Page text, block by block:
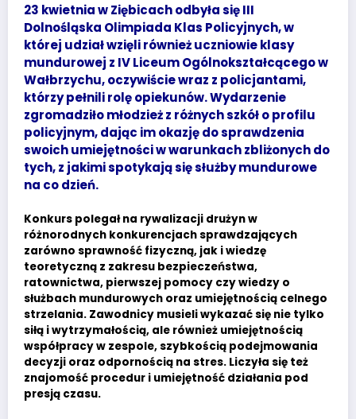
23 kwietnia w Ziębicach odbyła się III
Dolnośląska Olimpiada Klas Policyjnych, w
której udział wzięli również uczniowie klasy
mundurowej z IV Liceum Ogólnokształcącego w
Wałbrzychu, oczywiście wraz z policjantami,
którzy pełnili rolę opiekunów. Wydarzenie
zgromadziło młodzież z różnych szkół o profilu
policyjnym, dając im okazję do sprawdzenia
swoich umiejętności w warunkach zbliżonych do
tych, z jakimi spotykają się służby mundurowe
na co dzień.
Konkurs polegał na rywalizacji drużyn w
różnorodnych konkurencjach sprawdzających
zarówno sprawność fizyczną, jak i wiedzę
teoretyczną z zakresu bezpieczeństwa,
ratownictwa, pierwszej pomocy czy wiedzy o
służbach mundurowych oraz umiejętnością celnego
strzelania. Zawodnicy musieli wykazać się nie tylko
siłą i wytrzymałością, ale również umiejętnością
współpracy w zespole, szybkością podejmowania
decyzji oraz odpornością na stres. Liczyła się też
znajomość procedur i umiejętność działania pod
presją czasu.